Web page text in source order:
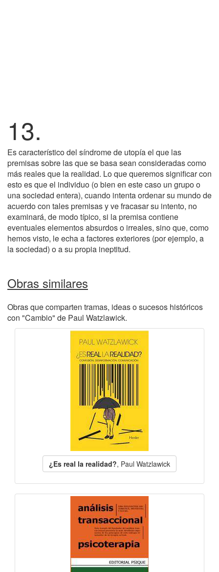
13.
Es característico del síndrome de utopía el que las
premisas sobre las que se basa sean consideradas como
más reales que la realidad. Lo que queremos significar con
esto es que el individuo (o bien en este caso un grupo o
una sociedad entera), cuando intenta ordenar su mundo de
acuerdo con tales premisas y ve fracasar su intento, no
examinará, de modo típico, si la premisa contiene
eventuales elementos absurdos o irreales, sino que, como
hemos visto, le echa a factores exteriores (por ejemplo, a
la sociedad) o a su propia ineptitud.
Obras similares
Obras que comparten tramas, ideas o sucesos históricos
con "Cambio" de Paul Watzlawick.
¿Es real la realidad?, Paul Watzlawick